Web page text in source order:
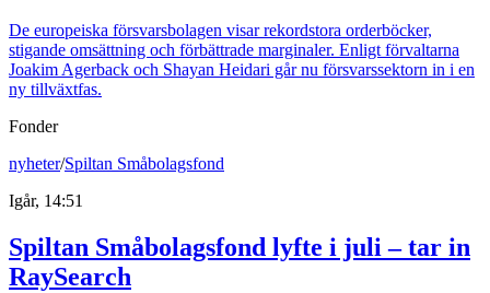
De europeiska försvarsbolagen visar rekordstora orderböcker,
stigande omsättning och förbättrade marginaler. Enligt förvaltarna
Joakim Agerback och Shayan Heidari går nu försvarssektorn in i en
ny tillväxtfas.
Fonder
nyheter/Spiltan Småbolagsfond
Igår, 14:51
Spiltan Småbolagsfond lyfte i juli – tar in
RaySearch